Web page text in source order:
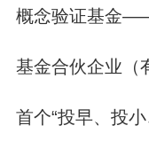
概念验证基金
基金合伙企业（
首个“投早、投